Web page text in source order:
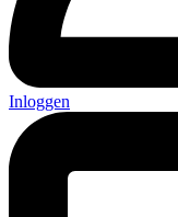
Inloggen